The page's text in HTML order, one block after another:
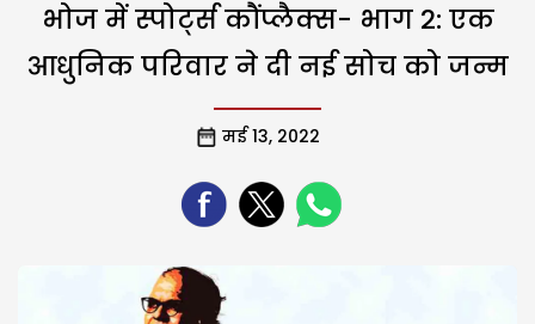
भोज में स्पोर्ट्स कौंप्लैक्स- भाग 2: एक
आधुनिक परिवार ने दी नई सोच को जन्म
मई 13, 2022